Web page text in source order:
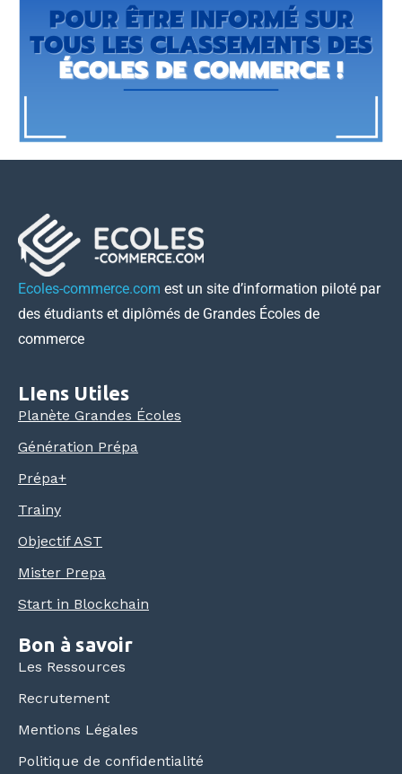
Ecoles-commerce.com est un site d’information piloté par
des étudiants et diplômés de Grandes Écoles de
commerce
LIens Utiles
Planète Grandes Écoles
Génération Prépa
Prépa+
Trainy
Objectif AST
Mister Prepa
Start in Blockchain
Bon à savoir
Les Ressources
Recrutement
Mentions Légales
Politique de confidentialité